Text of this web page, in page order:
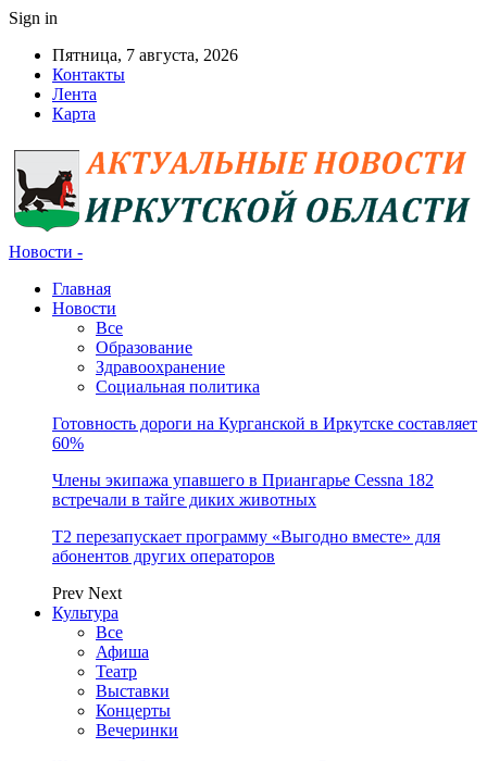
Sign in
Пятница, 7 августа, 2026
Контакты
Лента
Карта
Новости -
Главная
Новости
Все
Образование
Здравоохранение
Социальная политика
Готовность дороги на Курганской в Иркутске составляет
60%
Члены экипажа упавшего в Приангарье Cessna 182
встречали в тайге диких животных
Т2 перезапускает программу «Выгодно вместе» для
абонентов других операторов
Prev Next
Культура
Все
Афиша
Театр
Выставки
Концерты
Вечеринки